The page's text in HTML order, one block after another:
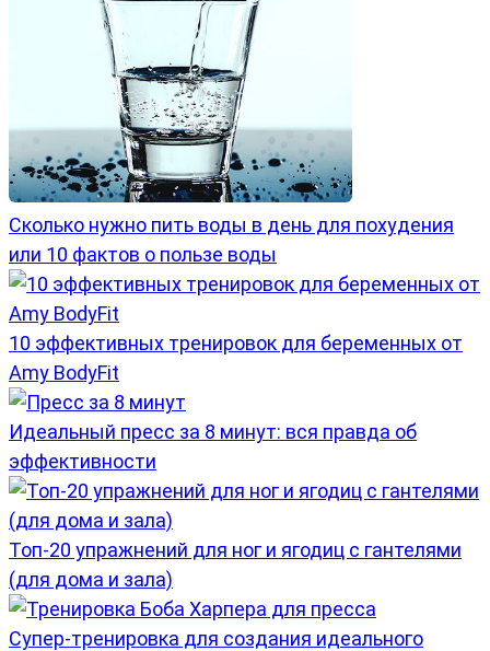
Сколько нужно пить воды в день для похудения
или 10 фактов о пользе воды
10 эффективных тренировок для беременных от
Amy BodyFit
Идеальный пресс за 8 минут: вся правда об
эффективности
Топ-20 упражнений для ног и ягодиц с гантелями
(для дома и зала)
Супер-тренировка для создания идеального